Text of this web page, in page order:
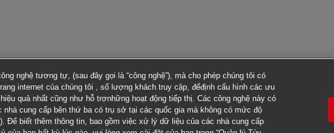
nghệ tương tự, (sau đây gọi là “công nghệ”), mà cho phép chúng tôi có
internet của chúng tôi , số lượng khách truy cập, đểđịnh cấu hình các ưu
quả nhất cũng như hỗ trợnhững hoạt động tiếp thị. Các công nghệ này có
nhà cung cấp bên thứ ba có trụ sở tại các quốc gia mà không có mức độ
Để biết thêm thông tin, bao gồm việc xử lý dữ liệu của các nhà cung cấp